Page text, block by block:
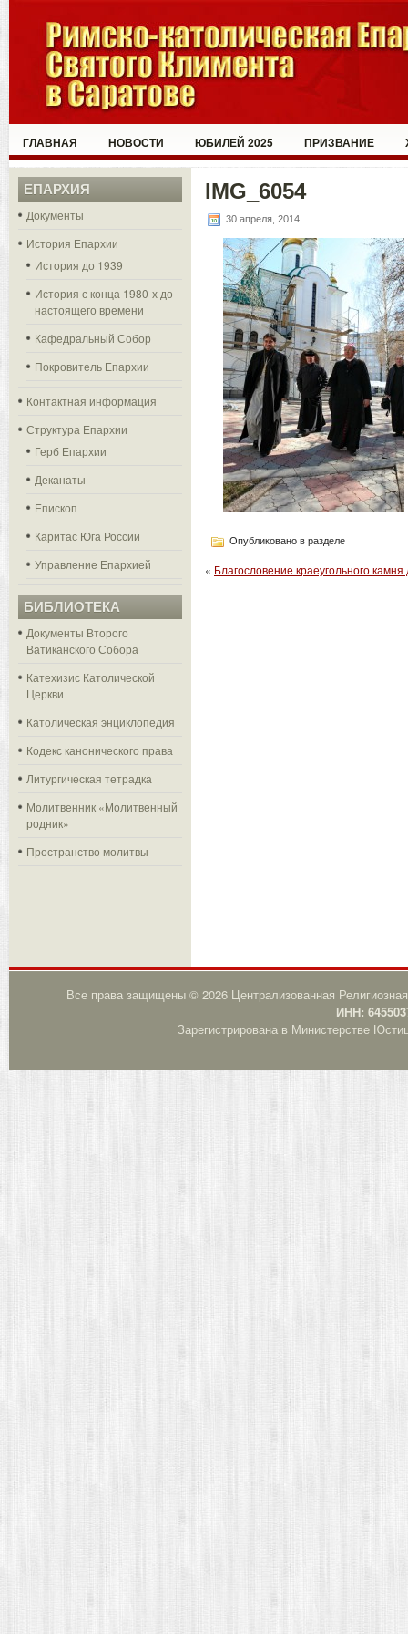
ГЛАВНАЯ НОВОСТИ ЮБИЛЕЙ 2025 ПРИЗВАНИЕ
ЕПАРХИЯ
Документы
История Епархии
История до 1939
История с конца 1980-х до
настоящего времени
Кафедральный Собор
Покровитель Епархии
Контактная информация
Структура Епархии
Герб Епархии
Деканаты
Епископ
Каритас Юга России
Управление Епархией
БИБЛИОТЕКА
Документы Второго
Ватиканского Собора
Катехизис Католической
Церкви
Католическая энциклопедия
Кодекс канонического права
Литургическая тетрадка
Молитвенник «Молитвенный
родник»
Пространство молитвы
IMG_6054
30 апреля, 2014
Опубликовано в разделе
« Благословение краеугольного
Все права защищены © 2026 Централизованная
ИНН:
Зарегистрирована в Министерстве